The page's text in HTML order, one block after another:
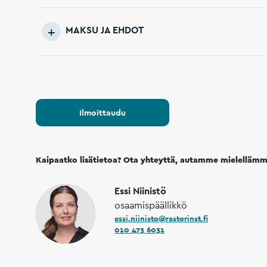
MAKSU JA EHDOT
Ilmoittaudu
Kaipaatko lisätietoa? Ota yhteyttä, autamme
Essi Niinistö
osaamispäällikkö
essi.niinisto@rastorinst.fi
010 473 6031